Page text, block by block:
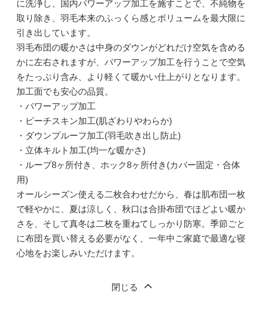
に洗浄し、国内パワーアップ加工を施すことで、不純物を
取り除き、羽毛本来のふっくら感とボリュームを最大限に
引き出しています。
羽毛布団の暖かさは中身のダウンがどれだけ空気を含める
かに左右されますが、パワーアップ加工を行うことで空気
をたっぷり含み、より軽くて暖かい仕上がりとなります。
加工面でも安心の品質。
・パワーアップ加工
・ピーチスキン加工(肌ざわりやわらか)
・ダウンプルーフ加工(羽毛吹き出し防止)
・立体キルト加工(均一な暖かさ)
・ループ8ヶ所付き、ホック8ヶ所付き(カバー固定・合体
用)
オールシーズン使える二枚合わせだから、春は肌布団一枚
で軽やかに、夏は涼しく、秋口は合掛布団でほどよい暖か
さを、そして真冬は二枚を重ねてしっかり防寒。季節ごと
に布団を買い替える必要がなく、一年中ご家庭で最適な寝
心地をお楽しみいただけます。
閉じる